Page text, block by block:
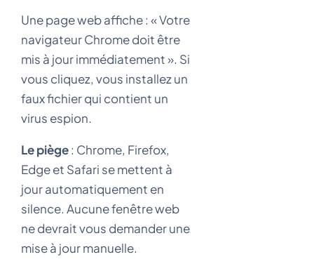
Une page web affiche : « Votre
navigateur Chrome doit être
mis à jour immédiatement ». Si
vous cliquez, vous installez un
faux fichier qui contient un
virus espion.
Le piège: Chrome, Firefox,
Edge et Safari se mettent à
jour automatiquement en
silence. Aucune fenêtre web
ne devrait vous demander une
mise à jour manuelle.